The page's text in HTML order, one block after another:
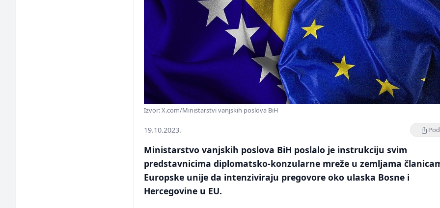
Izvor: X.com/Ministarstvi vanjskih poslova BiH
19.10.2023.
Ministarstvo vanjskih poslova BiH poslalo je instrukciju svim
predstavnicima diplomatsko-konzularne mreže u zemljama
Europske unije da intenziviraju pregovore oko ulaska Bosne i
Hercegovine u EU.